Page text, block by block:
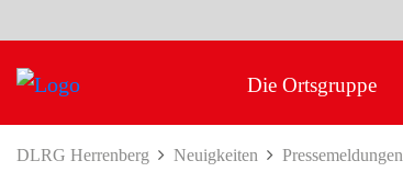
Die Ortsgruppe
DLRG Herrenberg Neuigkeiten Pressemeldungen